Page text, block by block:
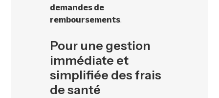
demandes de
remboursements.
Pour une gestion
immédiate et
simplifiée des frais
de santé